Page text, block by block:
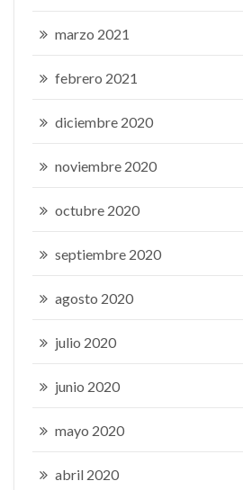
marzo 2021
febrero 2021
diciembre 2020
noviembre 2020
octubre 2020
septiembre 2020
agosto 2020
julio 2020
junio 2020
mayo 2020
abril 2020